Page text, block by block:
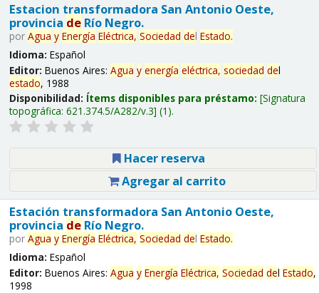
Estacion transformadora San Antonio Oeste,
provincia deRío Negro.
por Agua y Energía Eléctrica, Sociedad del Estado.
Idioma: Español
Editor: Buenos Aires: Agua y energía eléctrica, sociedad del
estado, 1988
Disponibilidad: Ítems disponibles para préstamo: Signatura
topográfica: 621.374.5/A282/v.3 (1).
Hacer reserva
Agregar al carrito
Estación transformadora San Antonio Oeste,
provincia deRío Negro.
por Agua y Energía Eléctrica, Sociedad del Estado.
Idioma: Español
Editor: Buenos Aires: Agua y Energía Eléctrica, Sociedad del Estado,
1998